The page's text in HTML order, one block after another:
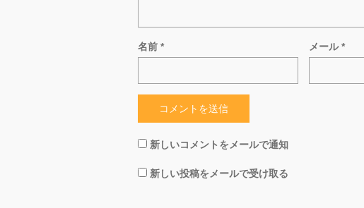
名前 * メール*
新しいコメントをメールで通知
新しい投稿をメールで受け取る